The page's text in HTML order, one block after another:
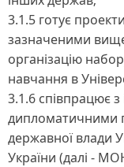
3.1.5 готує
зазначеними
організацію
навчання в
3.1.6 співпрацює
дипломатичними
державної влади
України (далі -